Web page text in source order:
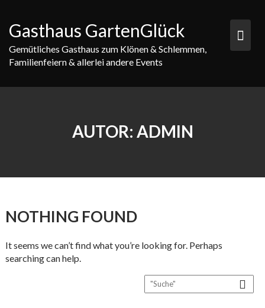
content
Gasthaus GartenGlück
Gemütliches Gasthaus zum Klönen & Schlemmen,
Familienfeiern & allerlei andere Events
AUTOR: ADMIN
NOTHING FOUND
It seems we can’t find what you’re looking for. Perhaps
searching can help.